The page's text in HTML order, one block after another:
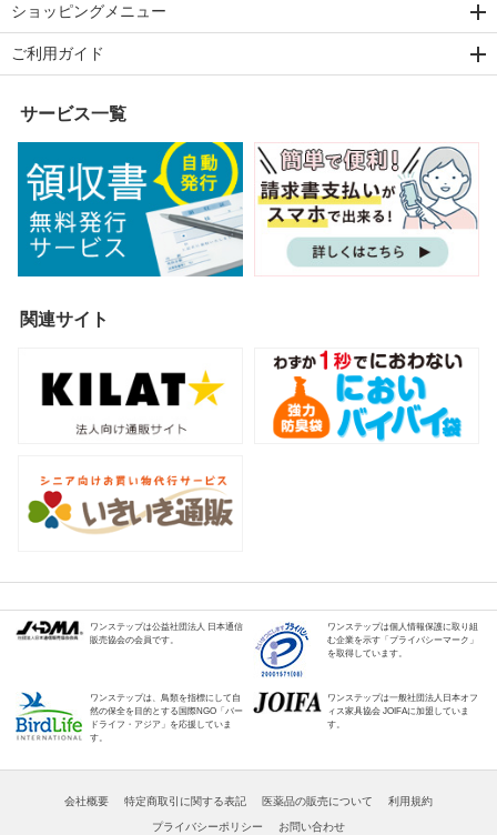
ショッピングメニュー
ご利用ガイド
サービス一覧
関連サイト
ワンステップは公益社団法人 日本通信
販売協会の会員です。
ワンステップは個人情報保護に取り組
む企業を示す「プライバシーマーク」
を取得しています。
ワンステップは、鳥類を指標にして自
然の保全を目的とする国際NGO「バー
ドライフ・アジア」を応援していま
す。
ワンステップは一般社団法人日本オフ
ィス家具協会 JOIFAに加盟していま
す。
会社概要 特定商取引に関する表記 医薬品の販売について 利用規約
プライバシーポリシー お問い合わせ